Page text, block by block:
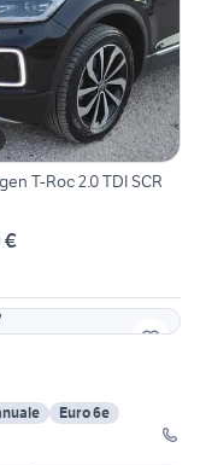
T-Roc 2.0 TDI SCR
€
Euro 6e